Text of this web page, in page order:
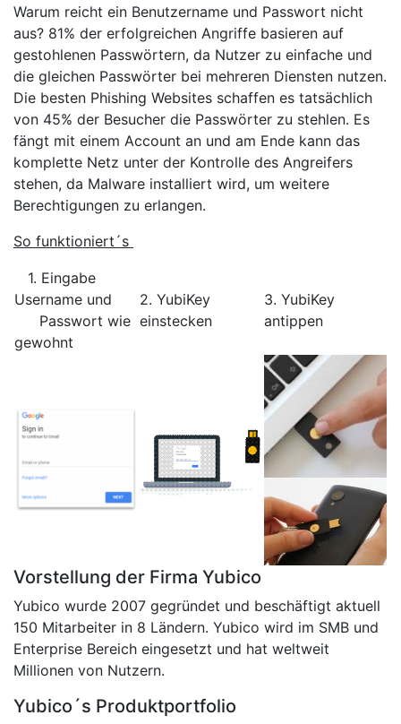
Warum reicht ein Benutzername und Passwort nicht
aus? 81% der erfolgreichen Angriffe basieren auf
gestohlenen Passwörtern, da Nutzer zu einfache und
die gleichen Passwörter bei mehreren Diensten nutzen.
Die besten Phishing Websites schaffen es tatsächlich
von 45% der Besucher die Passwörter zu stehlen. Es
fängt mit einem Account an und am Ende kann das
komplette Netz unter der Kontrolle des Angreifers
stehen, da Malware installiert wird, um weitere
Berechtigungen zu erlangen.
So funktioniert´s
1. Eingabe
Username und
Passwort wie
gewohnt
2. YubiKey
einstecken
3. YubiKey
antippen
Vorstellung der Firma Yubico
Yubico wurde 2007 gegründet und beschäftigt aktuell
150 Mitarbeiter in 8 Ländern. Yubico wird im SMB und
Enterprise Bereich eingesetzt und hat weltweit
Millionen von Nutzern.
Yubico´s Produktportfolio